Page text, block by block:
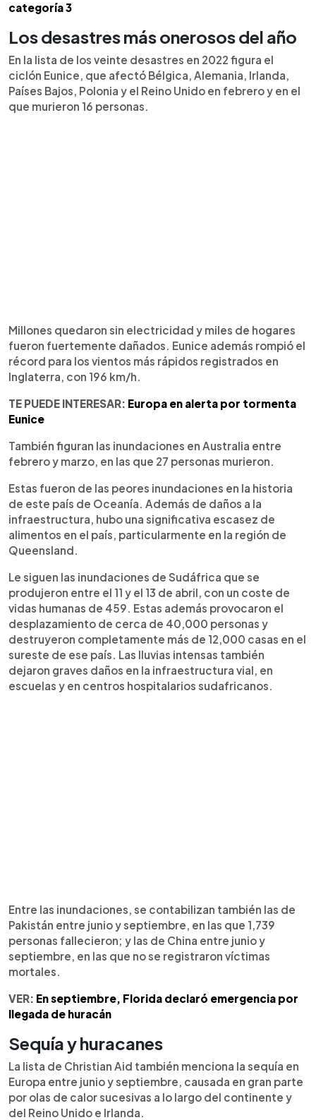
categoría 3
Los desastres más onerosos del año
En la lista de los veinte desastres en 2022 figura el
ciclón Eunice, que afectó Bélgica, Alemania, Irlanda,
Países Bajos, Polonia y el Reino Unido en febrero y en el
que murieron 16 personas.
Millones quedaron sin electricidad y miles de hogares
fueron fuertemente dañados. Eunice además rompió el
récord para los vientos más rápidos registrados en
Inglaterra, con 196 km/h.
TE PUEDE INTERESAR: Europa en alerta por tormenta
Eunice
También figuran las inundaciones en Australia entre
febrero y marzo, en las que 27 personas murieron.
Estas fueron de las peores inundaciones en la historia
de este país de Oceanía. Además de daños a la
infraestructura, hubo una significativa escasez de
alimentos en el país, particularmente en la región de
Queensland.
Le siguen las inundaciones de Sudáfrica que se
produjeron entre el 11 y el 13 de abril, con un coste de
vidas humanas de 459. Estas además provocaron el
desplazamiento de cerca de 40,000 personas y
destruyeron completamente más de 12,000 casas en el
sureste de ese país. Las lluvias intensas también
dejaron graves daños en la infraestructura vial, en
escuelas y en centros hospitalarios sudafricanos.
Entre las inundaciones, se contabilizan también las de
Pakistán entre junio y septiembre, en las que 1,739
personas fallecieron; y las de China entre junio y
septiembre, en las que no se registraron víctimas
mortales.
VER: En septiembre, Florida declaró emergencia por
llegada de huracán
Sequía y huracanes
La lista de Christian Aid también menciona la sequía en
Europa entre junio y septiembre, causada en gran parte
por olas de calor sucesivas a lo largo del continente y
del Reino Unido e Irlanda.